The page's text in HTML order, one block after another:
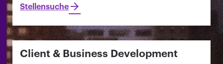
Stellensuche
Client & Business Development